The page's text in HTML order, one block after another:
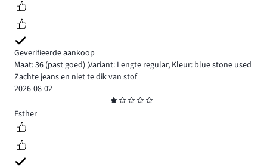
Geverifieerde aankoop
Maat: 36 (past goed) ,Variant: Lengte regular, Kleur: blue stone used
Zachte jeans en niet te dik van stof
2026-08-02
1
Esther